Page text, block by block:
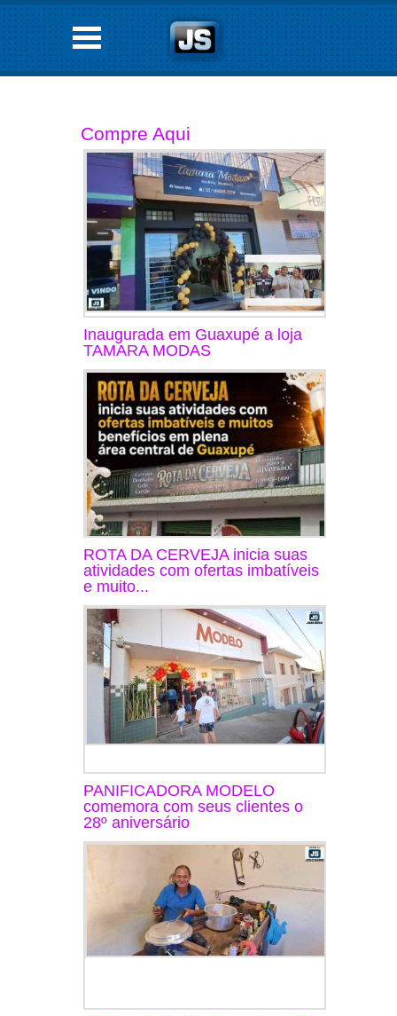
Compre Aqui
Inaugurada em Guaxupé a loja
TAMARA MODAS
ROTA DA CERVEJA inicia suas
atividades com ofertas imbatíveis
e muito...
PANIFICADORA MODELO
comemora com seus clientes o
28º aniversário